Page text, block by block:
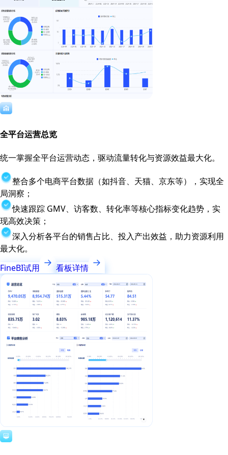
全平台运营总览
统一掌握全平台运营动态，驱动流量转化与资源效益最大化。
整合多个电商平台数据（如抖音、天猫、京东等），实现全
局洞察；
快速跟踪 GMV、访客数、转化率等核心指标变化趋势，实
现高效决策；
深入分析各平台的销售占比、投入产出效益，助力资源利用
最大化。
FineBI试用
看板详情